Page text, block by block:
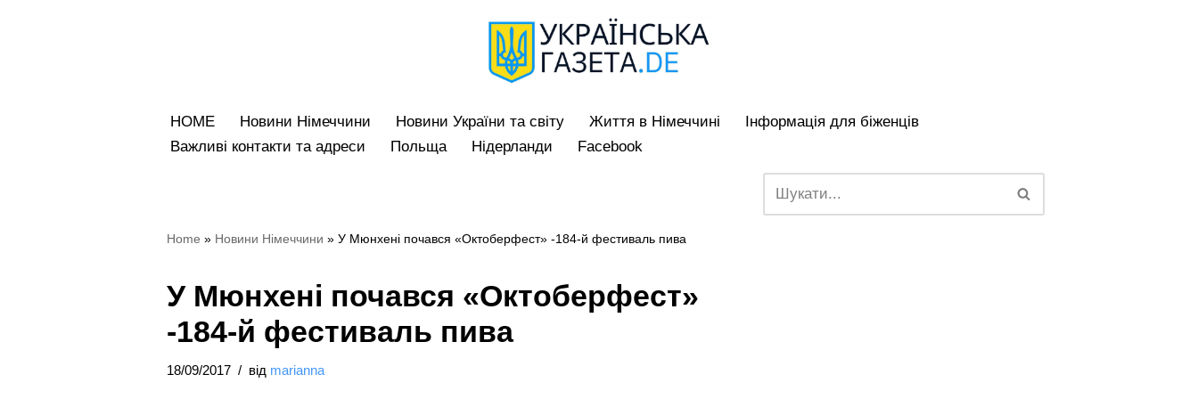
HOME
Новини Німеччини Hовини України та світу Життя в Німеччині
Iнформація для біженців
Bажливі контакти та адреси
Польща Нідерланди Facebook
Home » Новини Німеччини » У Мюнхені почався «Октоберфест» -184-й фестиваль пива
У Мюнхені почався «Октоберфест»
-184-й фестиваль пива
18/09/2017 від marianna